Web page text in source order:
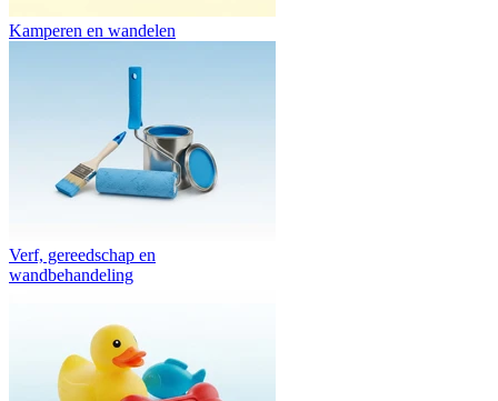
Kamperen en wandelen
Verf, gereedschap en
wandbehandeling